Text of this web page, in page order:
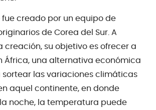
fue creado por un equipo de
de Corea del Sur. A
creación, su objetivo es ofrecer a
África, una alternativa económica
sortear las variaciones climáticas
aquel continente, en donde
noche, la temperatura puede